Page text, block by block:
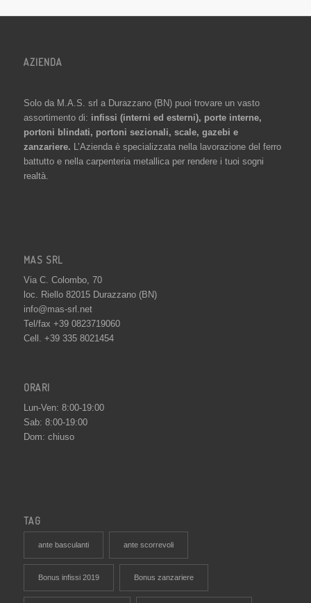
AZIENDA
Solo da M.A.S. srl a Durazzano (BN) puoi trovare un vasto
assortimento di: infissi (interni ed esterni), porte interne,
portoni blindati, portoni sezionali, scale, gazebi e
zanzariere. L’Azienda è specializzata nella lavorazione del ferro
battutto e nella carpenteria metallica per rendere i tuoi sogni
realtà.
MAS SRL
Via C. Colombo, 70
loc. Riello 82015 Durazzano (BN)
info@mas-srl.net
Tel/fax +39 0823719060
Cell. +39 335 8021454
ORARI
Lun-Ven: 8:00-19:00
Sab: 8:00-19:00
Dom: chiuso
TAG
ante basculanti ante scorrevoli
Bonus infissi 2019 Bonus zanzariere